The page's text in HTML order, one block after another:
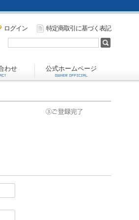
ログイン 特定商取引に基づく表記
わせ 公式ホームページ